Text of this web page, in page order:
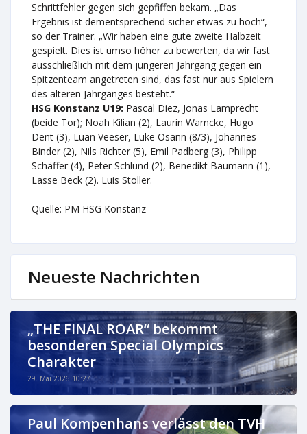
Schrittfehler gegen sich gepfiffen bekam. „Das
Ergebnis ist dementsprechend sicher etwas zu hoch“,
so der Trainer. „Wir haben eine gute zweite Halbzeit
gespielt. Dies ist umso höher zu bewerten, da wir fast
ausschließlich mit dem jüngeren Jahrgang gegen ein
Spitzenteam angetreten sind, das fast nur aus Spielern
des älteren Jahrganges besteht.“
HSG Konstanz U19: Pascal Diez, Jonas Lamprecht
(beide Tor); Noah Kilian (2), Laurin Warncke, Hugo
Dent (3), Luan Veeser, Luke Osann (8/3), Johannes
Binder (2), Nils Richter (5), Emil Padberg (3), Philipp
Schäffer (4), Peter Schlund (2), Benedikt Baumann (1),
Lasse Beck (2). Luis Stoller.
Quelle: PM HSG Konstanz
Neueste Nachrichten
„THE FINAL ROAR“ bekommt
besonderen Special Olympics
Charakter
29. Mai 2026 10:27
Paul Kompenhans verlässt den TVH